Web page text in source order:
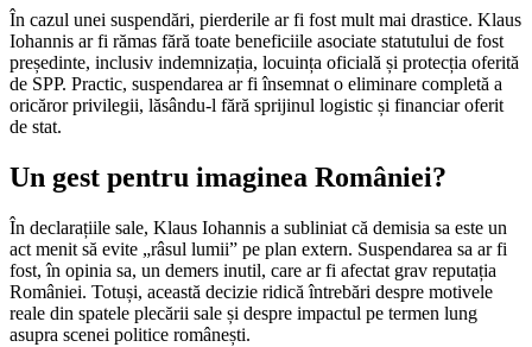
În cazul unei suspendări, pierderile ar fi fost mult mai drastice. Klaus
Iohannis ar fi rămas fără toate beneficiile asociate statutului de fost
președinte, inclusiv indemnizația, locuința oficială și protecția oferită
de SPP. Practic, suspendarea ar fi însemnat o eliminare completă a
oricăror privilegii, lăsându-l fără sprijinul logistic și financiar oferit
de stat.
Un gest pentru imaginea României?
În declarațiile sale, Klaus Iohannis a subliniat că demisia sa este un
act menit să evite „râsul lumii” pe plan extern. Suspendarea sa ar fi
fost, în opinia sa, un demers inutil, care ar fi afectat grav reputația
României. Totuși, această decizie ridică întrebări despre motivele
reale din spatele plecării sale și despre impactul pe termen lung
asupra scenei politice românești.